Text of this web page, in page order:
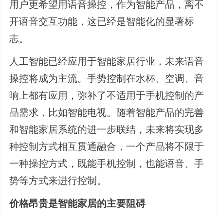
用户更希望用语音操控，作为智能产品，离不
开语音交互功能，这已经是智能化的显著标
志。
人工智能已经应用于智能家居行业，未来语音
操控将成为主流。手势控制在水杯、空调、音
响上都有应用，弥补了不适用于手机控制的产
品需求，比如智能电视。随着智能产品的完善
和智能家居系统的进一步联结，未来将实现多
种控制方式相互贯通融合，一个产品将不限于
一种操控方式，既能手机控制，也能语音、手
势等方式来进行控制。
价格昂贵是智能家居的主要阻碍